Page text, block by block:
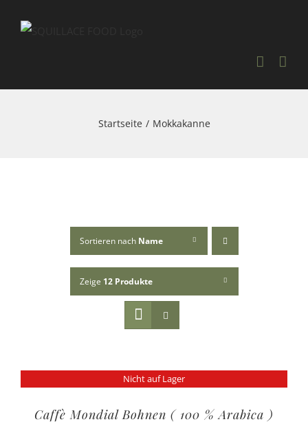
Startseite Mokkakanne
Sortieren nach Name
Zeige 12 Produkte
Nicht auf Lager
Caffè Mondial Bohnen ( 100 % Arabica )